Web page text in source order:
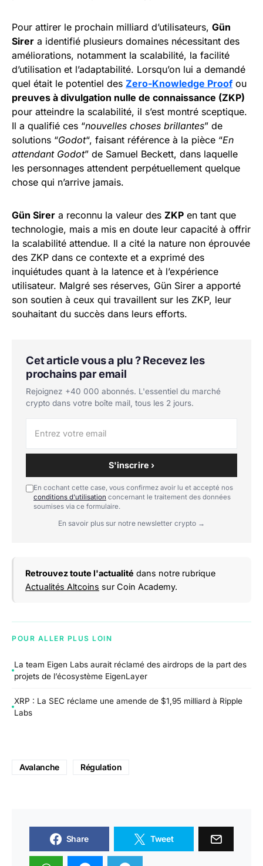
Pour attirer le prochain milliard d’utilisateurs, Gün
Sirer a identifié plusieurs domaines nécessitant des
améliorations, notamment la scalabilité, la facilité
d’utilisation et l’adaptabilité. Lorsqu’on lui a demandé
quel était le potentiel des Zero-Knowledge Proofou
preuves à divulgation nulle de connaissance (ZKP)
pour atteindre la scalabilité, il s’est montré sceptique.
Il a qualifié ces “nouvelles choses brillantes” de
solutions “Godot“, faisant référence à la pièce “En
attendant Godot” de Samuel Beckett, dans laquelle
les personnages attendent perpétuellement quelque
chose qui n’arrive jamais.
Gün Sirer a reconnu la valeur des ZKP en tant que
technologie, mais a mis en doute leur capacité à offrir
la scalabilité attendue. Il a cité la nature non éprouvée
des ZKP dans ce contexte et a exprimé des
inquiétudes quant à la latence et à l’expérience
utilisateur. Malgré ses réserves, Gün Sirer a apporté
son soutien à ceux qui travaillent sur les ZKP, leur
souhaitant du succès dans leurs efforts.
Cet article vous a plu ? Recevez les
prochains par email
Rejoignez +40 000 abonnés. L'essentiel du marché
crypto dans votre boîte mail, tous les 2 jours.
S'inscrire ›
En cochant cette case, vous confirmez avoir lu et accepté nos
conditions d'utilisation concernant le traitement des données
soumises via ce formulaire.
En savoir plus sur notre newsletter crypto →
Retrouvez toute l'actualité dans notre rubrique
Actualités Altcoins sur Coin Academy.
POUR ALLER PLUS LOIN
La team Eigen Labs aurait réclamé des airdrops de la part des
projets de l’écosystème EigenLayer
XRP : La SEC réclame une amende de $1,95 milliard à Ripple
Labs
Avalanche Régulation
Share Tweet